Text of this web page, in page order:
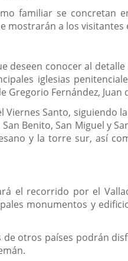
familiar se concretan
mostrarán a los
deseen conocer al
iglesias
Gregorio Fernández,
Viernes Santo,
Benito, San Miguel y
y la torre sur, así
el recorrido por el
monumentos y
otros países podrán